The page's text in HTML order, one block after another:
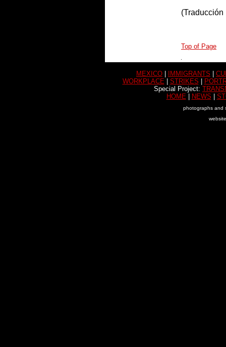
Top of Page
MEXICO IMMIGRANTS
WORKPLACE
STRIKES
Special Project:
HOME
NEWS
photographs and